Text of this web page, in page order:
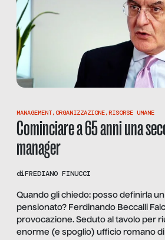
MANAGEMENT,ORGANIZZAZIONE,RISORSE UMANE
Cominciare a 65 anni una
manager
diFREDIANO FINUCCI
Quando gli chiedo: posso definirla un
pensionato? Ferdinando Beccalli
provocazione. Seduto al tavolo per
enorme (e spoglio) ufficio romano